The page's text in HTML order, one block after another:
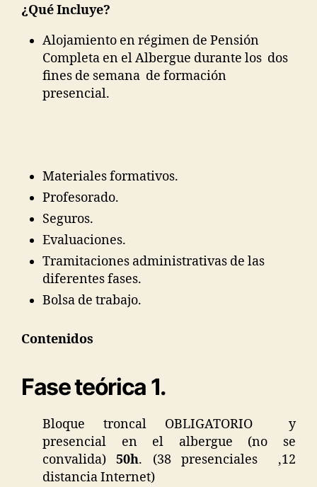
¿Qué Incluye?
Alojamiento en régimen de Pensión
Completa en el Albergue durante los dos
fines de semana de formación
presencial.
Materiales formativos.
Profesorado.
Seguros.
Evaluaciones.
Tramitaciones administrativas de las
diferentes fases.
Bolsa de trabajo.
Contenidos
Fase teórica 1.
Bloque troncal OBLIGATORIO y
presencial en el albergue (no se
convalida)50h. (38 presenciales ,12
distancia Internet)